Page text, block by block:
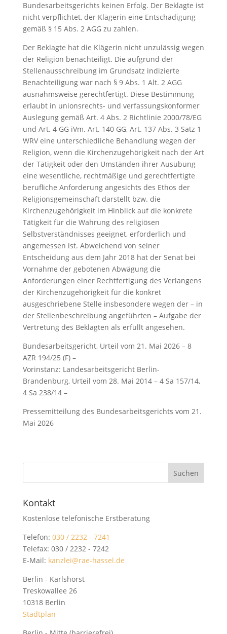
Bundesarbeitsgerichts keinen Erfolg. Der Beklagte ist
nicht verpflichtet, der Klägerin eine Entschädigung
gemäß § 15 Abs. 2 AGG zu zahlen.
Der Beklagte hat die Klägerin nicht unzulässig wegen
der Religion benachteiligt. Die aufgrund der
Stellenausschreibung im Grundsatz indizierte
Benachteiligung war nach § 9 Abs. 1 Alt. 2 AGG
ausnahmsweise gerechtfertigt. Diese Bestimmung
erlaubt in unionsrechts- und verfassungskonformer
Auslegung gemäß Art. 4 Abs. 2 Richtlinie 2000/78/EG
und Art. 4 GG iVm. Art. 140 GG, Art. 137 Abs. 3 Satz 1
WRV eine unterschiedliche Behandlung wegen der
Religion, wenn die Kirchenzugehörigkeit nach der Art
der Tätigkeit oder den Umständen ihrer Ausübung
eine wesentliche, rechtmäßige und gerechtfertigte
berufliche Anforderung angesichts des Ethos der
Religionsgemeinschaft darstellt bzw. die
Kirchenzugehörigkeit im Hinblick auf die konkrete
Tätigkeit für die Wahrung des religiösen
Selbstverständnisses geeignet, erforderlich und
angemessen ist. Abweichend von seiner
Entscheidung aus dem Jahr 2018 hat der Senat bei
Vornahme der gebotenen Abwägung die
Anforderungen einer Rechtfertigung des Verlangens
der Kirchenzugehörigkeit für die konkret
ausgeschriebene Stelle insbesondere wegen der – in
der Stellenbeschreibung angeführten – Aufgabe der
Vertretung des Beklagten als erfüllt angesehen.
Bundesarbeitsgericht, Urteil vom 21. Mai 2026 – 8
AZR 194/25 (F) –
Vorinstanz: Landesarbeitsgericht Berlin-
Brandenburg, Urteil vom 28. Mai 2014 – 4 Sa 157/14,
4 Sa 238/14 –
Pressemitteilung des Bundesarbeitsgerichts vom 21.
Mai 2026
Kontakt
Kostenlose telefonische Erstberatung
Telefon: 030 / 2232 - 7241
Telefax: 030 / 2232 - 7242
E-Mail: kanzlei@rae-hassel.de
Berlin - Karlshorst
Treskowallee 26
10318 Berlin
Stadtplan